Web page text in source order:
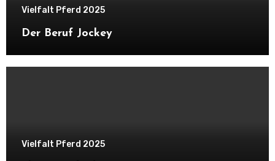
Vielfalt Pferd 2025
Der Beruf Jockey
Vielfalt Pferd 2025